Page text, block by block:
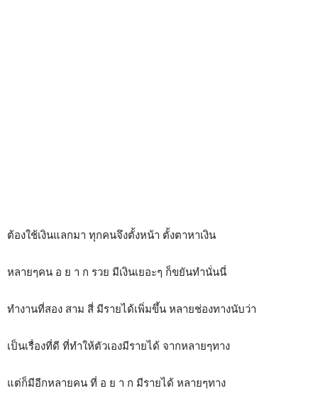
ต้องใช้เงินแลกมา ทุกคนจึงตั้งหน้า ตั้งตาหาเงิน
หลายๆคน อ ย า ก รวย มีเงินเยอะๆ ก็ขยันทำนั่นนี่
ทำงานที่สอง สาม สี่ มีรายได้เพิ่มขึ้น หลายช่องทางนับว่า
เป็นเรื่องที่ดี ที่ทำให้ตัวเองมีรายได้ จากหลายๆทาง
แต่ก็มีอีกหลายคน ที่ อ ย า ก มีรายได้ หลายๆทาง